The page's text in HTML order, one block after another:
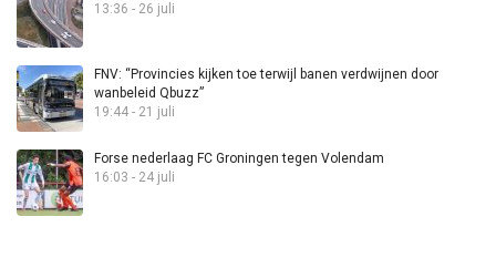
13:36 - 26 juli
FNV: “Provincies kijken toe terwijl banen verdwijnen door
wanbeleid Qbuzz”
19:44 - 21 juli
Forse nederlaag FC Groningen tegen Volendam
16:03 - 24 juli